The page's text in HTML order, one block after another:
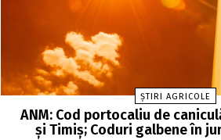
ȘTIRI AGRICOLE
ANM: Cod portocaliu de
şi Timiş; Coduri galbene în